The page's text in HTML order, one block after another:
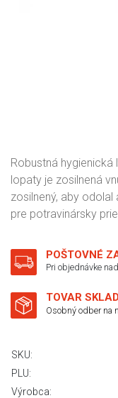
Robustná
lopaty je zosilnená
zosilnený, aby
pre potravinársky
POŠTOVNÉ
Pri objednávke
TOVAR
Osobný odber na
SKU:
PLU:
Výrobca: